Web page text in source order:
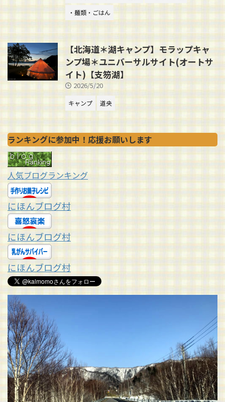
・麺類・ごはん
【北海道＊湖キャンプ】モラップキャ
ンプ場＊ユニバーサルサイト(オートサ
イト)【支笏湖】
2026/5/20
キャンプ 道央
ランキングに参加中！応援お願いします
人気ブログランキング
にほんブログ村
にほんブログ村
にほんブログ村